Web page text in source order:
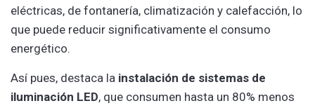
eléctricas, de fontanería, climatización y calefacción, lo
que puede reducir significativamente el consumo
energético.
Así pues, destaca la instalación de sistemas de
iluminación LED, que consumen hasta un 80% menos